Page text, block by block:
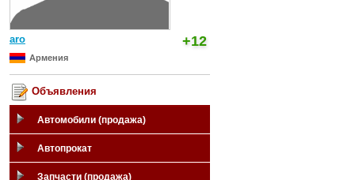
aro +12
Армения
Объявления
Автомобили (продажа)
Автопрокат
Запчасти (продажа)